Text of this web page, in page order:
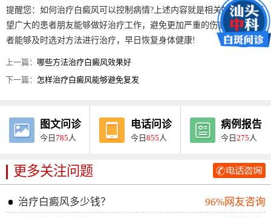
提醒您：如何治疗白癜风可以控制病情?上述内容就是相关的介绍，还
望广大的患者朋友能够做好治疗工作，避免更加严重的伤害。希望患
者能够及时选对方法进行治疗，早日恢复身体健康!
上一篇： 哪些方法治疗白癜风效果好
下一篇： 怎样治疗白癜风能够避免复发
图文问诊
今日785 人
电话问诊
今日855 人
病例报告
今日275 人
更多关注问题
治疗白癜风多少钱？
96%网友咨询